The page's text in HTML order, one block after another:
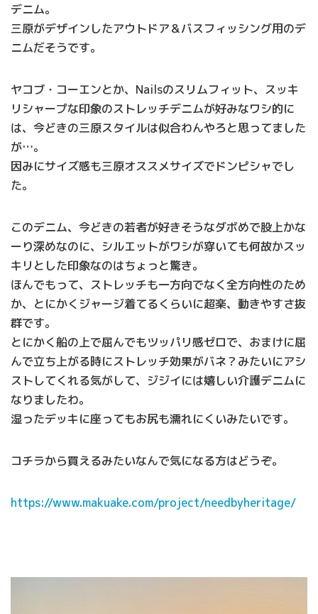
デニム。
三原がデザインしたアウトドア＆バスフィッシング用のデ
ニムだそうです。
ヤコブ・コーエンとか、Nailsのスリムフィット、スッキ
リシャープな印象のストレッチデニムが好みなワシ的に
は、今どきの三原スタイルは似合わんやろと思ってました
が…。
因みにサイズ感も三原オススメサイズでドンピシャでし
た。
このデニム、今どきの若者が好きそうなダボめで股上かな
ーり深めなのに、シルエットがワシが穿いても何故かスッ
キリとした印象なのはちょっと驚き。
ほんでもって、ストレッチも一方向でなく全方向性のため
か、とにかくジャージ着てるくらいに超楽、動きやすさ抜
群です。
とにかく船の上で屈んでもツッパリ感ゼロで、おまけに屈
んで立ち上がる時にストレッチ効果がバネ？みたいにアシ
ストしてくれる気がして、ジジイには嬉しい介護デニムに
なりましたわ。
湿ったデッキに座ってもお尻も濡れにくいみたいです。
コチラから買えるみたいなんで気になる方はどうぞ。
https://www.makuake.com/project/needbyheritage/